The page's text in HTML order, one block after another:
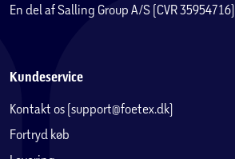
En del af Salling Group A/S (CVR 35954716)
Kundeservice
Kontakt os (support@foetex.dk)
Fortryd køb